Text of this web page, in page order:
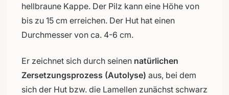
hellbraune Kappe. Der Pilz kann eine Höhe von
bis zu 15 cm erreichen. Der Hut hat einen
Durchmesser von ca. 4-6 cm.
Er zeichnet sich durch seinen natürlichen
Zersetzungsprozess (Autolyse) aus, bei dem
sich der Hut bzw. die Lamellen zunächst schwarz